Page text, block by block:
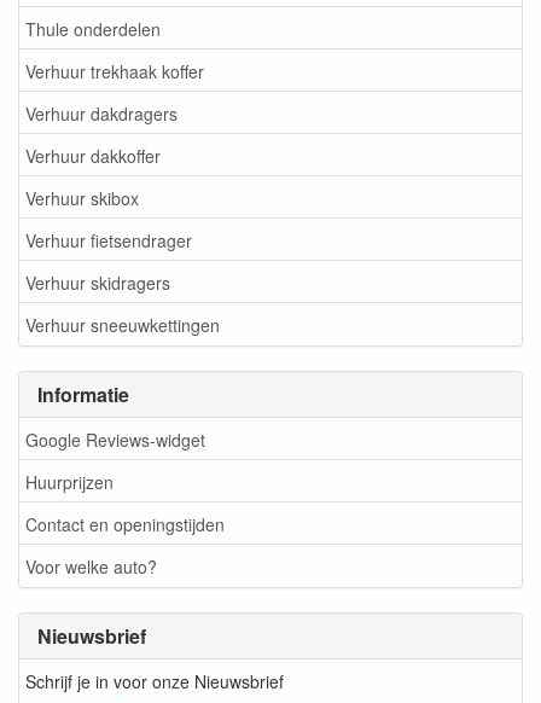
Thule onderdelen
Verhuur trekhaak koffer
Verhuur dakdragers
Verhuur dakkoffer
Verhuur skibox
Verhuur fietsendrager
Verhuur skidragers
Verhuur sneeuwkettingen
Informatie
Google Reviews-widget
Huurprijzen
Contact en openingstijden
Voor welke auto?
Nieuwsbrief
Schrijf je in voor onze Nieuwsbrief